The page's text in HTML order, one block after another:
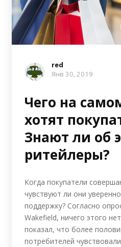
red
Янв 30, 2019
Чего на
хотят
Знают ли об
ритейлеры?
Когда покупатели
чувствуют ли они
поддержку? Согласно
Wakefield, ничего этого
показал, что более
потребителей